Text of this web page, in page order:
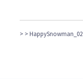
> > HappySnowman_02